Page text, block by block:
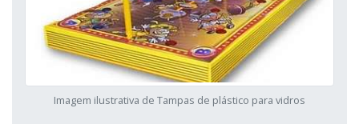
Imagem ilustrativa de Tampas de plástico para vidros